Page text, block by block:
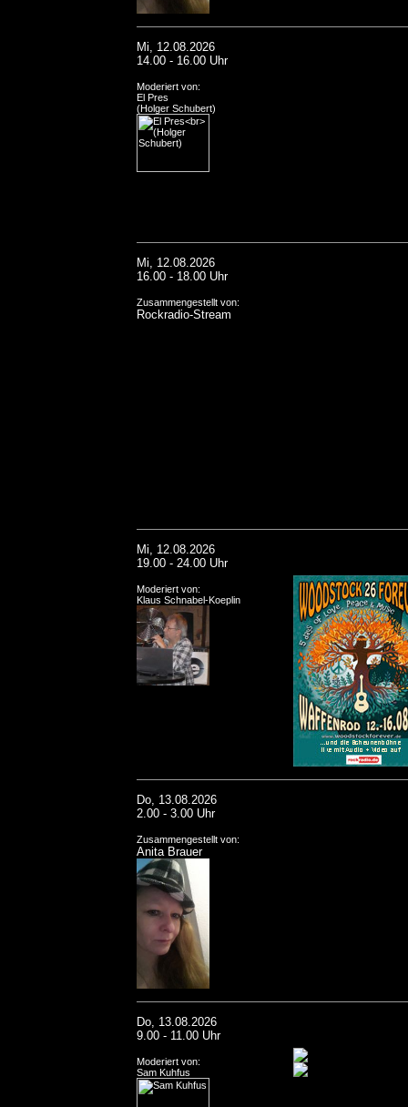
Mi, 12.08.2026
14.00 - 16.00 Uhr
Moderiert von:
El Pres
(Holger Schubert)
Mi, 12.08.2026
16.00 - 18.00 Uhr
Zusammengestellt von:
Rockradio-Stream
Mi, 12.08.2026
19.00 - 24.00 Uhr
Moderiert von:
Klaus Schnabel-Koeplin
Do, 13.08.2026
2.00 - 3.00 Uhr
Zusammengestellt von:
Anita Brauer
Do, 13.08.2026
9.00 - 11.00 Uhr
Moderiert von:
Sam Kuhfus